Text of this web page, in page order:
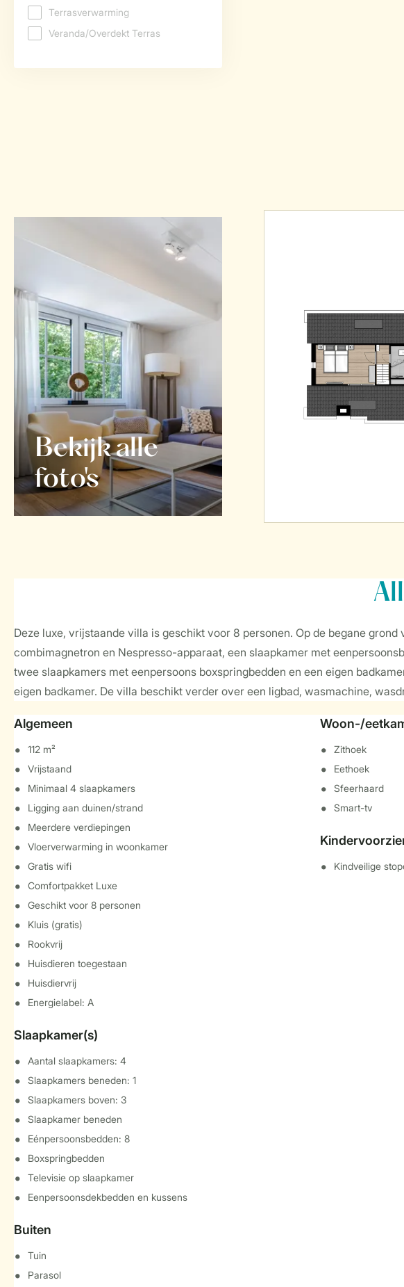
Bekijk alle
foto's
Deze luxe, vrijstaande villa is geschikt voor 8 personen. Op de begane
combimagnetron en Nespresso-apparaat, een slaapkamer met
twee slaapkamers met eenpersoons boxspringbedden en een eigen
eigen badkamer. De villa beschikt verder over een ligbad, wasmachine,
Algemeen
112 m²
Vrijstaand
Minimaal 4 slaapkamers
Ligging aan duinen/strand
Meerdere verdiepingen
Vloerverwarming in woonkamer
Gratis wifi
Comfortpakket Luxe
Geschikt voor 8 personen
Kluis (gratis)
Rookvrij
Huisdieren toegestaan
Huisdiervrij
Energielabel: A
Slaapkamer(s)
Aantal slaapkamers: 4
Slaapkamers beneden: 1
Slaapkamers boven: 3
Slaapkamer beneden
Eénpersoonsbedden: 8
Boxspringbedden
Televisie op slaapkamer
Eenpersoonsdekbedden en kussens
Buiten
Tuin
Parasol
Woon-/
Zithoek
Eethoek
Sfeerhaard
Smart-tv
Kindveilige